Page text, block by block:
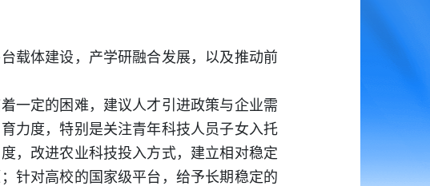
体建设，产学研融合发展，以及推动前
定的困难，建议人才引进政策与企业需
力度，特别是关注青年科技人员子女入托
，改进农业科技投入方式，建立相对稳定
针对高校的国家级平台，给予长期稳定的